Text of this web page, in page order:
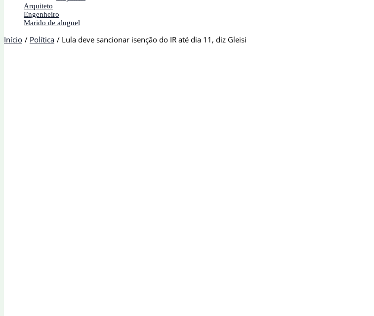
Arquiteto
Engenheiro
Marido de aluguel
Início Política Lula deve sancionar isenção do IR até dia 11, diz Gleisi